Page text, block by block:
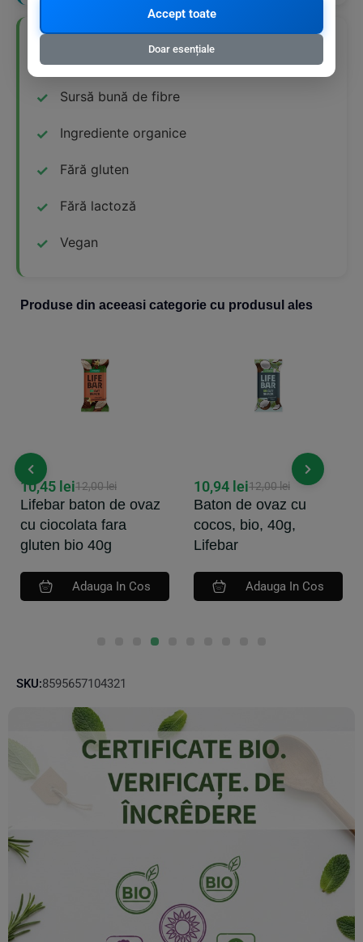
👍 Avantaje Nutriționale
Sursă bună de fibre
Ingrediente organice
Fără gluten
Fără lactoză
Vegan
Produse din aceeasi categorie cu produsul ales
Lifebar baton de ovaz
cu ciocolata fara
gluten bio 40g
12,00lei
10,45 lei
Adauga In Cos
Baton de ovaz cu
cocos, bio, 40g,
Lifebar
12,00lei
10,94 lei
Adauga In Cos
SKU:8595657104321
Accept toate
Doar esențiale